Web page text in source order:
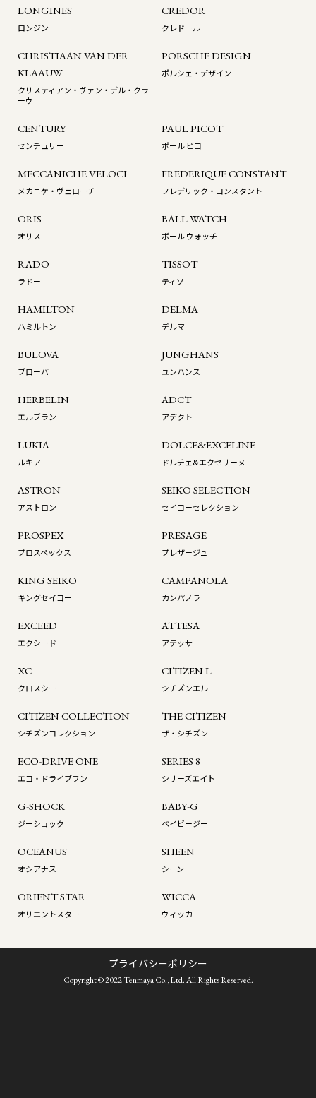
LONGINES
ロンジン
CREDOR
クレドール
CHRISTIAAN VAN DER
KLAAUW
クリスティアン・ヴァン・デル・クラ
ーウ
PORSCHE DESIGN
ポルシェ・デザイン
CENTURY
センチュリー
PAUL PICOT
ポール ピコ
MECCANICHE VELOCI
メカニケ・ヴェローチ
FREDERIQUE CONSTANT
フレデリック・コンスタント
ORIS
オリス
BALL WATCH
ボール ウォッチ
RADO
ラドー
TISSOT
ティソ
HAMILTON
ハミルトン
DELMA
デルマ
BULOVA
ブローバ
JUNGHANS
ユンハンス
HERBELIN
エルブラン
ADCT
アデクト
LUKIA
ルキア
DOLCE&EXCELINE
ドルチェ&エクセリーヌ
ASTRON
アストロン
SEIKO SELECTION
セイコーセレクション
PROSPEX
プロスペックス
PRESAGE
プレザージュ
KING SEIKO
キングセイコー
CAMPANOLA
カンパノラ
EXCEED
エクシード
ATTESA
アテッサ
XC
クロスシー
CITIZEN L
シチズンエル
CITIZEN COLLECTION
シチズンコレクション
THE CITIZEN
ザ・シチズン
ECO-DRIVE ONE
エコ・ドライブワン
SERIES 8
シリーズエイト
G-SHOCK
ジーショック
BABY-G
ベイビージー
OCEANUS
オシアナス
SHEEN
シーン
ORIENT STAR
オリエントスター
WICCA
ウィッカ
プライバシーポリシー
Copyright © 2022 Tenmaya Co.,Ltd. All Rights Reserved.